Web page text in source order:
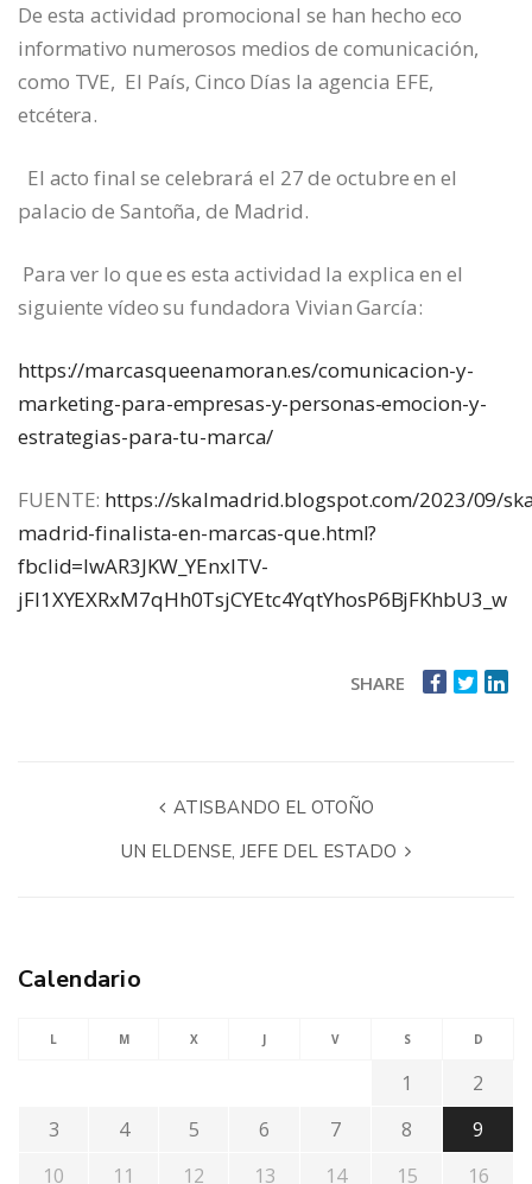
De esta actividad promocional se han hecho eco
informativo numerosos medios de comunicación,
como TVE, El País, Cinco Días la agencia EFE,
etcétera.
El acto final se celebrará el 27 de octubre en el
palacio de Santoña, de Madrid.
Para ver lo que es esta actividad la explica en el
siguiente vídeo su fundadora Vivian García:
https://marcasqueenamoran.es/comunicacion-y-
marketing-para-empresas-y-personas-emocion-y-
estrategias-para-tu-marca/
FUENTE: https://skalmadrid.blogspot.com/2023/09/
madrid-finalista-en-marcas-que.html?
fbclid=IwAR3JKW_YEnxlTV-
jFI1XYEXRxM7qHh0TsjCYEtc4YqtYhosP6BjFKhbU3_w
SHARE
ATISBANDO EL OTOÑO
UN ELDENSE, JEFE DEL ESTADO
Calendario
L M X J V S D
1
2
3
4 5 6 7 8
9
10
11 12 13 14 15 16